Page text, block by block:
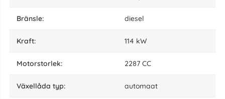
bränsle: diesel
kraft: 114 kW
motorstorlek: 2287 CC
växellåda typ: automaat